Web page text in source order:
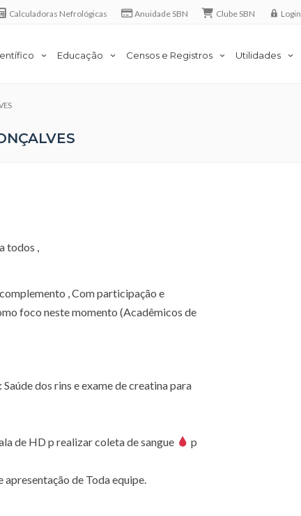
Calculadoras Nefrológicas Anuidade SBN Clube SBN Login
Educação Censos e Registros Utilidades
todos ,
, Com participação e
foco neste momento (Acadêmicos de
dos rins e exame de creatina para
de HD p realizar coleta de sangue
p
de Toda equipe.